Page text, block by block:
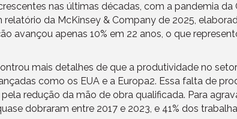
nas últimas décadas, com a pandemia
da McKinsey & Company de 2025,
avançou apenas 10% em 22 anos, o que
mais detalhes de que a produtividade no
como os EUA e a Europa2. Essa falta de
redução da mão de obra qualificada. Para
dobraram entre 2017 e 2023, e 41% dos